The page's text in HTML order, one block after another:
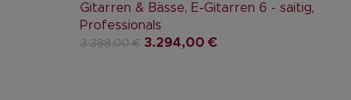
Gitarren & Bässe, E-Gitarren 6 - saitig,
Professionals
3.388,00€ 3.294,00 €